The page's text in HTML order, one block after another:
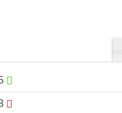
0.855
157.23